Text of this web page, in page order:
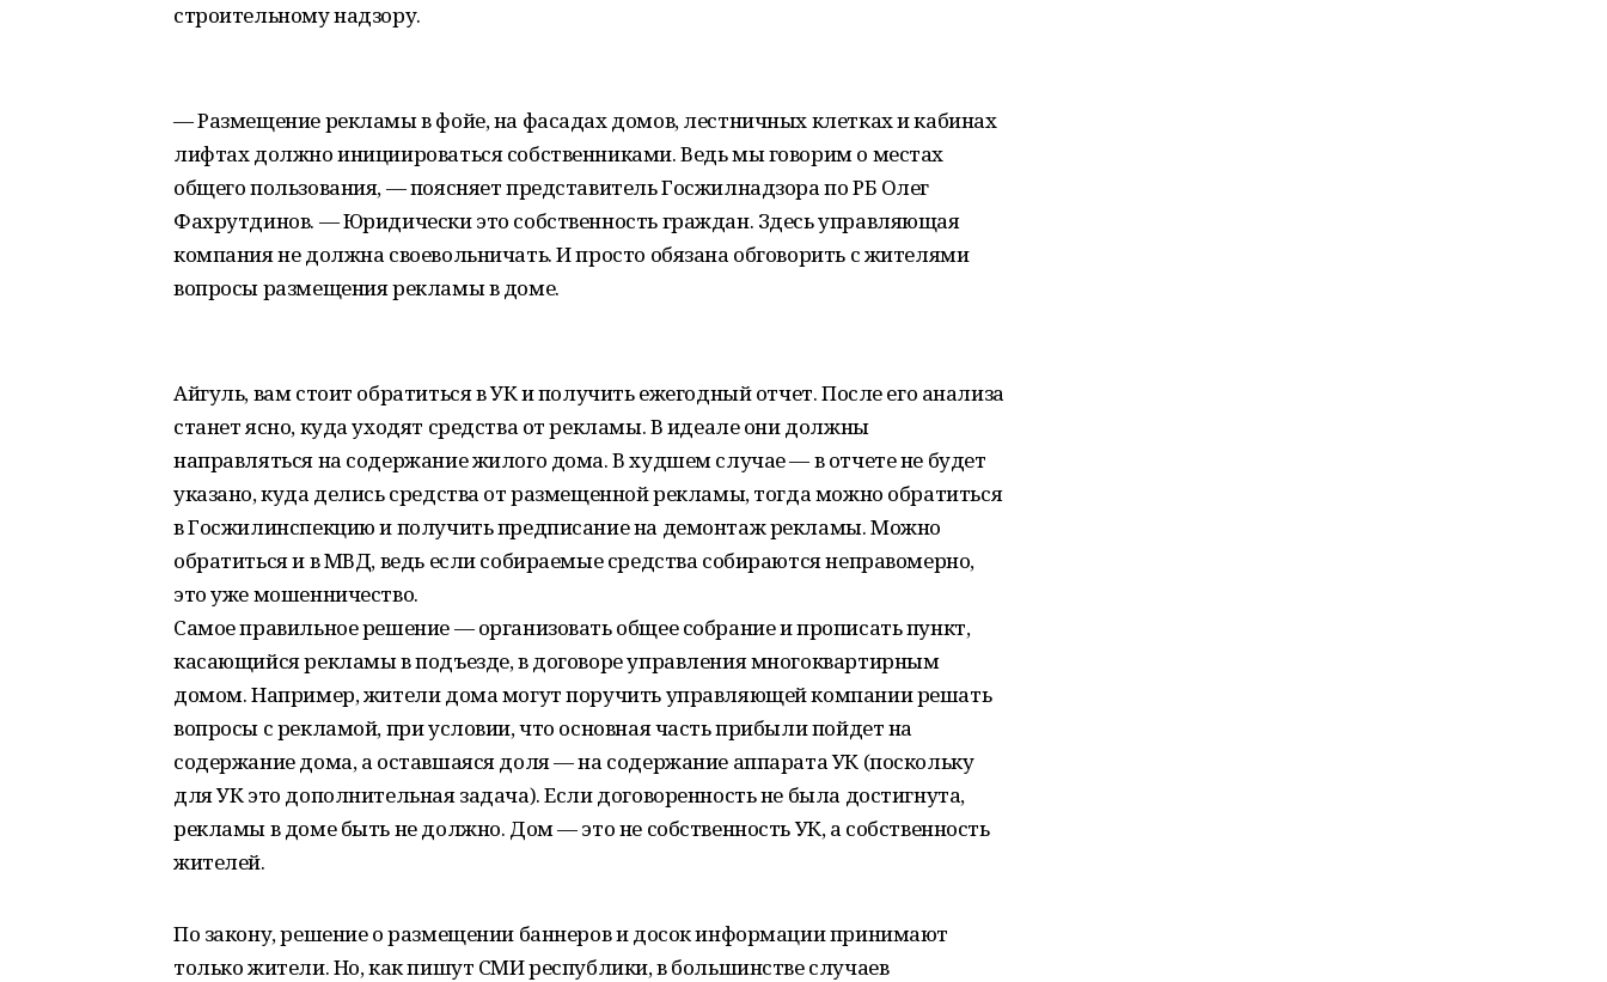
строительному надзору.
— Размещение рекламы в фойе, на фасадах домов, лестничных клетках и кабинах
лифтах должно инициироваться собственниками. Ведь мы говорим о местах
общего пользования, — поясняет представитель Госжилнадзора по РБ Олег
Фахрутдинов. — Юридически это собственность граждан. Здесь управляющая
компания не должна своевольничать. И просто обязана обговорить с жителями
вопросы размещения рекламы в доме.
Айгуль, вам стоит обратиться в УК и получить ежегодный отчет. После его анализа
станет ясно, куда уходят средства от рекламы. В идеале они должны
направляться на содержание жилого дома. В худшем случае — в отчете не будет
указано, куда делись средства от размещенной рекламы, тогда можно обратиться
в Госжилинспекцию и получить предписание на демонтаж рекламы. Можно
обратиться и в МВД, ведь если собираемые средства собираются неправомерно,
это уже мошенничество.
Самое правильное решение — организовать общее собрание и прописать пункт,
касающийся рекламы в подъезде, в договоре управления многоквартирным
домом. Например, жители дома могут поручить управляющей компании решать
вопросы с рекламой, при условии, что основная часть прибыли пойдет на
содержание дома, а оставшаяся доля — на содержание аппарата УК (поскольку
для УК это дополнительная задача). Если договоренность не была достигнута,
рекламы в доме быть не должно. Дом — это не собственность УК, а собственность
жителей.
По закону, решение о размещении баннеров и досок информации принимают
только жители. Но, как пишут СМИ республики, в большинстве случаев